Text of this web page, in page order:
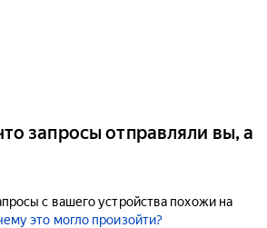
запросы отправляли вы, а
с вашего устройства похожи на
это могло произойти?